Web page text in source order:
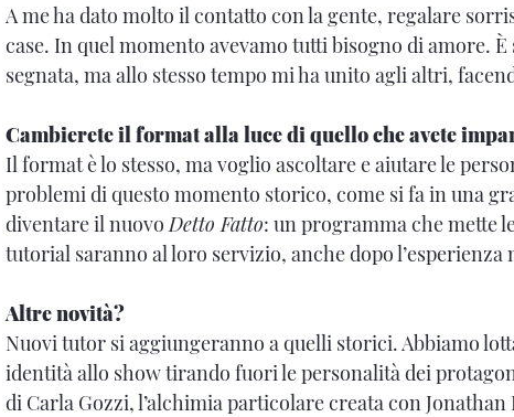
A me ha dato molto il contatto con la gente, regalare
case. In quel momento avevamo tutti bisogno di amore.
segnata, ma allo stesso tempo mi ha unito agli altri,
Cambierete il format alla luce di quello che avete
Il format è lo stesso, ma voglio ascoltare e aiutare le
problemi di questo momento storico, come si fa in una
diventare il nuovoDetto Fatto: un programma che mette
tutorial saranno al loro servizio, anche dopo l’esperienza
Altre novità?
Nuovi tutor si aggiungeranno a quelli storici. Abbiamo
identità allo show tirando fuori le personalità dei
di Carla Gozzi, l’alchimia particolare creata con